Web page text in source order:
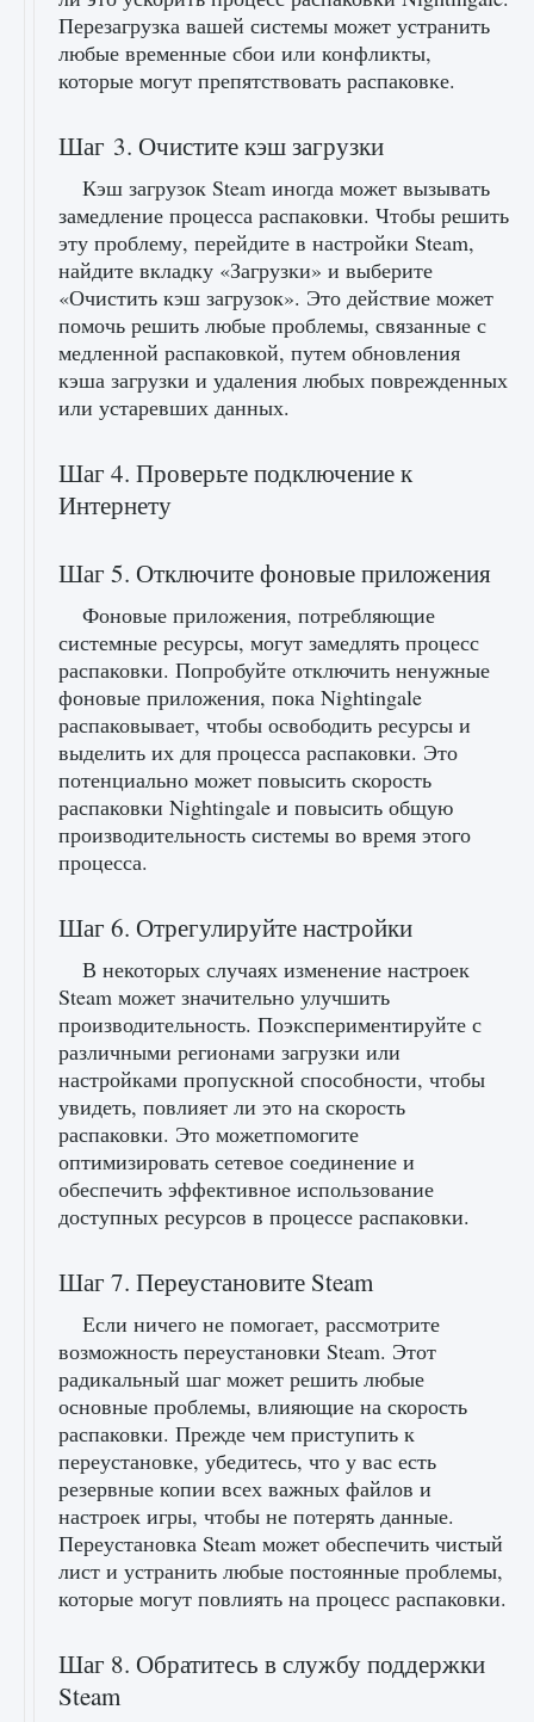
Перезагрузка вашей системы может устранить
любые временные сбои или конфликты,
которые могут препятствовать распаковке.
Шаг 3. Очистите кэш загрузки
Кэш загрузок Steam иногда может вызывать
замедление процесса распаковки. Чтобы решить
эту проблему, перейдите в настройки Steam,
найдите вкладку «Загрузки» и выберите
«Очистить кэш загрузок». Это действие может
помочь решить любые проблемы, связанные с
медленной распаковкой, путем обновления
кэша загрузки и удаления любых поврежденных
или устаревших данных.
Шаг 4. Проверьте подключение к
Интернету
Шаг 5. Отключите фоновые приложения
Фоновые приложения, потребляющие
системные ресурсы, могут замедлять процесс
распаковки. Попробуйте отключить ненужные
фоновые приложения, пока Nightingale
распаковывает, чтобы освободить ресурсы и
выделить их для процесса распаковки. Это
потенциально может повысить скорость
распаковки Nightingale и повысить общую
производительность системы во время этого
процесса.
Шаг 6. Отрегулируйте настройки
В некоторых случаях изменение настроек
Steam может значительно улучшить
производительность. Поэкспериментируйте с
различными регионами загрузки или
настройками пропускной способности, чтобы
увидеть, повлияет ли это на скорость
распаковки. Это можетпомогите
оптимизировать сетевое соединение и
обеспечить эффективное использование
доступных ресурсов в процессе распаковки.
Шаг 7. Переустановите Steam
Если ничего не помогает, рассмотрите
возможность переустановки Steam. Этот
радикальный шаг может решить любые
основные проблемы, влияющие на скорость
распаковки. Прежде чем приступить к
переустановке, убедитесь, что у вас есть
резервные копии всех важных файлов и
настроек игры, чтобы не потерять данные.
Переустановка Steam может обеспечить чистый
лист и устранить любые постоянные проблемы,
которые могут повлиять на процесс распаковки.
Шаг 8. Обратитесь в службу поддержки
Steam